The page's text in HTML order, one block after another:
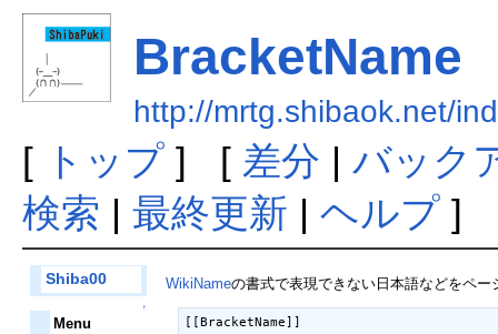
BracketName
http://mrtg.shibaok.net/
[ トップ] [ 差分 | バック
検索 | 最終更新 | ヘルプ]
Shiba00
↑
Menu
WikiNameの書式で表現できない日本語などをペ
[[BracketName]]